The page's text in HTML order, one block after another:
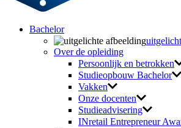
Bachelor
Over de opleiding
Persoonlijk en betrokken
Studieopbouw Bachelor
Vakken
Onze docenten
Studieadvisering
INretail Entrepreneur